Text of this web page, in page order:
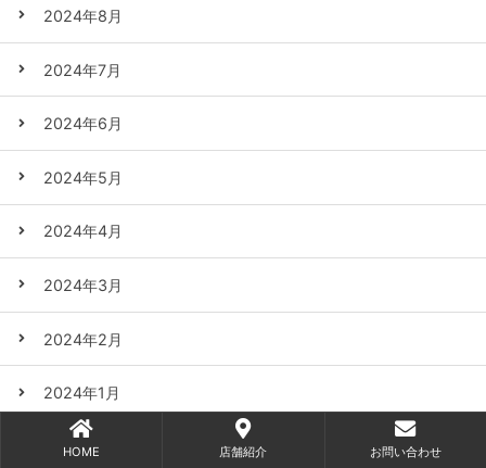
2024年8月
2024年7月
2024年6月
2024年5月
2024年4月
2024年3月
2024年2月
2024年1月
2023年12月
HOME 店舗紹介 お問い合わせ